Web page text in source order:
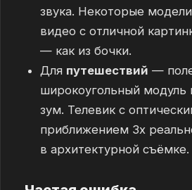
звука. Некоторые
видео с отличной
— как из бочки.
Для путешествий —
широкоугольный модуль
зум. Телевик с
приближением 3x
в архитектурной съёмке.